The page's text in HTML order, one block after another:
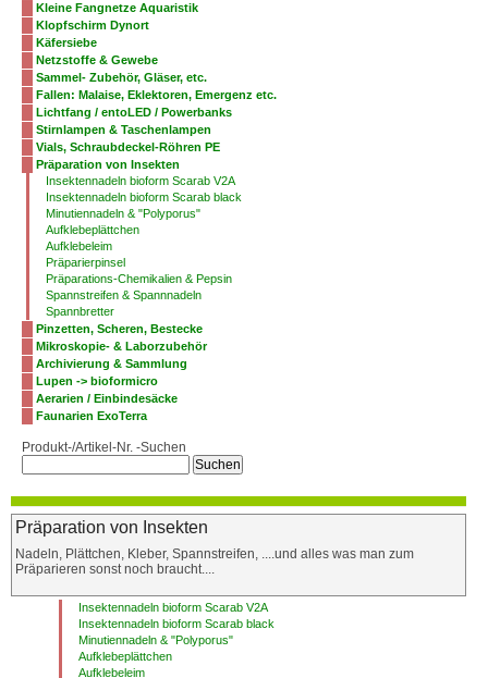
Kleine Fangnetze Aquaristik
Klopfschirm Dynort
Käfersiebe
Netzstoffe & Gewebe
Sammel- Zubehör, Gläser, etc.
Fallen: Malaise, Eklektoren, Emergenz etc.
Lichtfang / entoLED / Powerbanks
Stirnlampen & Taschenlampen
Vials, Schraubdeckel-Röhren PE
Präparation von Insekten
Insektennadeln bioform Scarab V2A
Insektennadeln bioform Scarab black
Minutiennadeln & "Polyporus"
Aufklebeplättchen
Aufklebeleim
Präparierpinsel
Präparations-Chemikalien & Pepsin
Spannstreifen & Spannnadeln
Spannbretter
Pinzetten, Scheren, Bestecke
Mikroskopie- & Laborzubehör
Archivierung & Sammlung
Lupen -> bioformicro
Aerarien / Einbindesäcke
Faunarien ExoTerra
Produkt-/Artikel-Nr. -Suchen
Präparation von Insekten
Nadeln, Plättchen, Kleber, Spannstreifen, ....und alles was man zum
Präparieren sonst noch braucht....
Insektennadeln bioform Scarab V2A
Insektennadeln bioform Scarab black
Minutiennadeln & "Polyporus"
Aufklebeplättchen
Aufklebeleim